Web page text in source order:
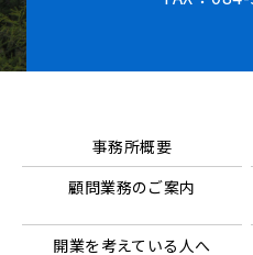
事務所概要
顧問業務のご案内
開業を考えている人へ